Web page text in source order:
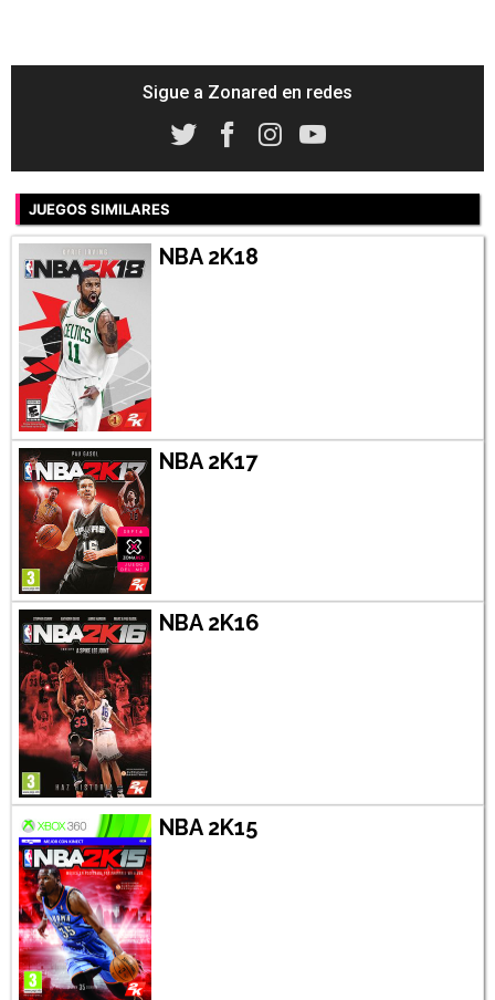
Sigue a Zonared en redes
JUEGOS SIMILARES
NBA 2K18
NBA 2K17
NBA 2K16
NBA 2K15